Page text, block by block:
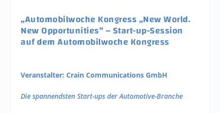
„Automobilwoche Kongress „New World.
New Opportunities“ – Start-up-Session
auf dem Automobilwoche Kongress
Veranstalter: Crain Communications GmbH
Die spannendsten Start-ups der Automotive-Branche